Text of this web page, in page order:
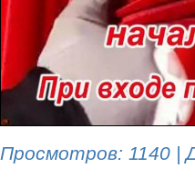
Просмотров: 1140 |